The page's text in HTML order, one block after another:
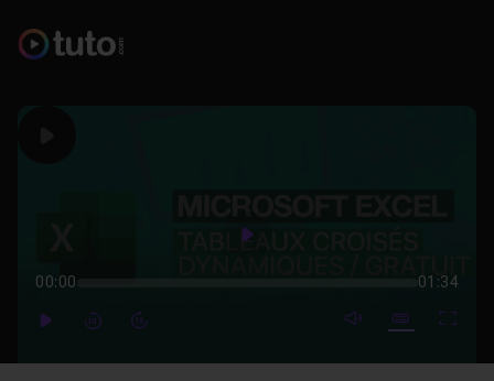
Play
00:00 01:34
PlayForwardForward mute video
Subtitles